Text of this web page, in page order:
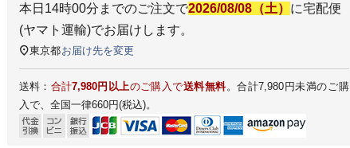
本日 14時00分 までのご注文で2026/08/08（土） に宅配便
(ヤマト運輸)でお届けします。
東京都お届け先を変更
送料： 合計7,980円以上のご購入で送料無料。合計7,980円未満のご購
入で、全国一律660円(税込)。